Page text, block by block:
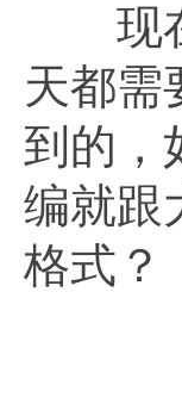
现在
天都需
到的，
编就跟
格式？